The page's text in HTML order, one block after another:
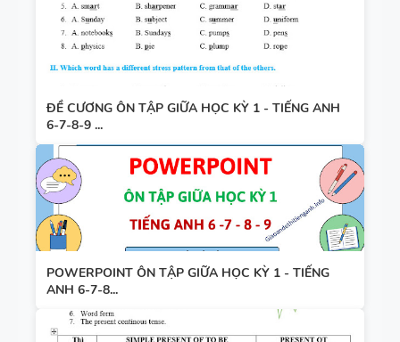
ĐỀ CƯƠNG ÔN TẬP GIỮA HỌC KỲ 1 - TIẾNG ANH
6-7-8-9 ...
POWERPOINT ÔN TẬP GIỮA HỌC KỲ 1 - TIẾNG
ANH 6-7-8...